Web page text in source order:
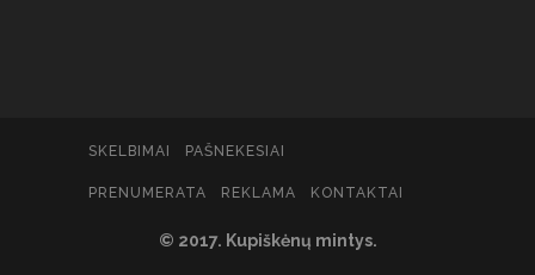
SKELBIMAI PAŠNEKESIAI
© 2017. Kupiškėnų mintys.
PRENUMERATA REKLAMA KONTAKTAI